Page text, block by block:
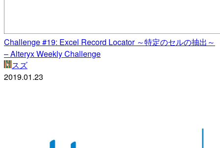
Challenge #19: Excel Record Locator ～特定のセルの抽出～
– Alteryx Weekly Challenge
スズ
2019.01.23